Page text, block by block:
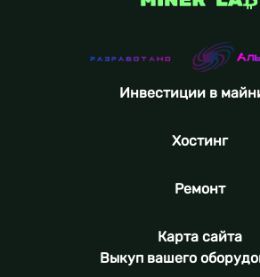
Инвестиции в
Хостинг
Ремонт
Карта сайта
Выкуп вашего